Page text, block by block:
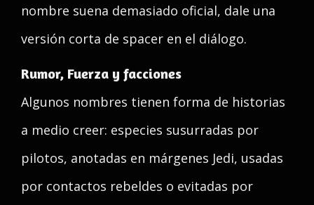
nombre suena demasiado oficial, dale una
versión corta de spacer en el diálogo.
Rumor, Fuerza y facciones
Algunos nombres tienen forma de historias
a medio creer: especies susurradas por
pilotos, anotadas en márgenes Jedi, usadas
por contactos rebeldes o evitadas por